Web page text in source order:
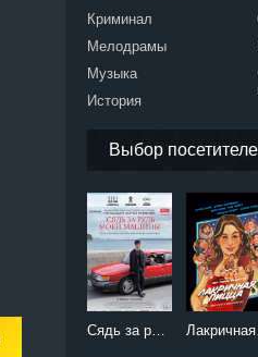
Криминал
Мелодрамы
Музыка
История
Выбор
Сядь за руль моей машины (2021)